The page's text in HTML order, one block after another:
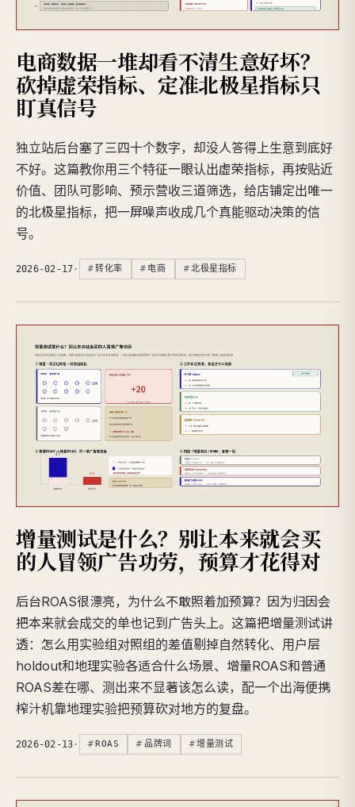
电商数据一堆却看不清生意好坏？
砍掉虚荣指标、定准北极星指标只
盯真信号
独立站后台塞了三四十个数字，却没人答得上生意到底好
不好。这篇教你用三个特征一眼认出虚荣指标，再按贴近
价值、团队可影响、预示营收三道筛选，给店铺定出唯一
的北极星指标，把一屏噪声收成几个真能驱动决策的信
号。
2026-02-17 · 转化率 电商 北极星指标
增量测试是什么？别让本来就会买
的人冒领广告功劳，预算才花得对
后台ROAS很漂亮，为什么不敢照着加预算？因为归因会
把本来就会成交的单也记到广告头上。这篇把增量测试讲
透：怎么用实验组对照组的差值剔掉自然转化、用户层
holdout和地理实验各适合什么场景、增量ROAS和普通
ROAS差在哪、测出来不显著该怎么读，配一个出海便携
榨汁机靠地理实验把预算砍对地方的复盘。
2026-02-13 · ROAS 品牌词 增量测试